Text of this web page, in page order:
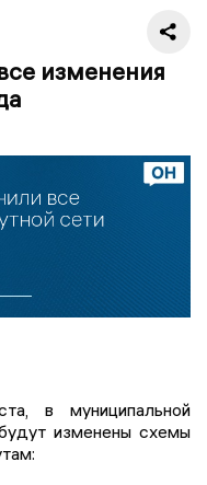
изменения
в муниципальной
изменены схемы